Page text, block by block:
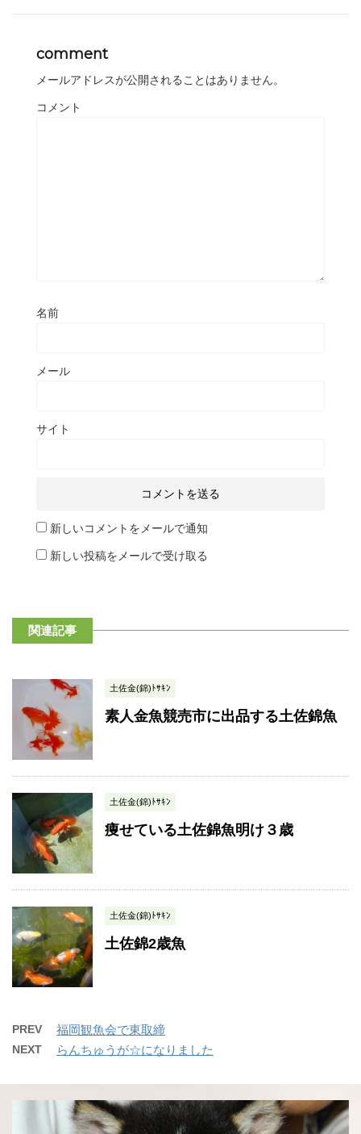
comment
メールアドレスが公開されることはありません。
コメント
名前
メール
サイト
新しいコメントをメールで通知
新しい投稿をメールで受け取る
関連記事
土佐金(錦)ﾄｻｷﾝ
素人金魚競売市に出品する土佐錦魚
土佐金(錦)ﾄｻｷﾝ
痩せている土佐錦魚明け３歳
土佐金(錦)ﾄｻｷﾝ
土佐錦2歳魚
PREV 福岡観魚会で東取締
NEXT らんちゅうが☆になりました